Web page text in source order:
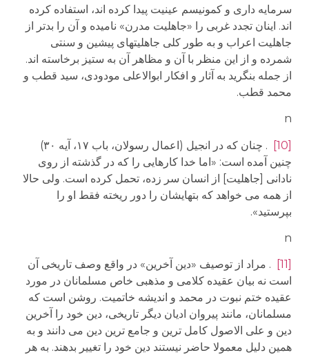
سرمایه داری و کمونیسم عینیت پیدا کرده اند، استفاده کرده
اند. اینان تجدد غربی را «جاهلیت مدرن» نامیده و آن را بدتر از
جاهلیت اعراب و به طور کلی جاهلیتهای پیشین و سنتی
شمرده و از این منظر با آن و مظاهر آن به ستیز برخاسته اند.
از جمله بنگرید به آثار و افکار ابوالاعلی مودودی، سید قطب و
محمد قطب.
n
[10]
. چنان که در انجیل (اعمال رسولان، باب ۱۷، آیه ۳۰)
چنین آمده است: «اما خدا کارهایی را که در گذشته از روی
نادانی [جاهلیت] از انسان سر زده، تحمل کرده است. ولی حالا
از همه می خواهد که بتهایشان را دور ریخته فقط او را
بپرستید».
n
. مراد از توصیف «دین آخرین» در واقع وصف تاریخی آن
است نه بیان عقیده کلامی و مذهبی خاص مسلمانان در مورد
عقیده ختم نبوت در محمد و اندیشه خاتمیت. روشن است که
مسلمانان، مانند پیروان ادیان دیگر تاریخی، دین خود را آخرین
دین و علی الاصول کامل ترین و جامع ترین دین می دانند و به
همین دلیل معمولا حاضر نیستند دین خود را تغییر بدهند. به هر